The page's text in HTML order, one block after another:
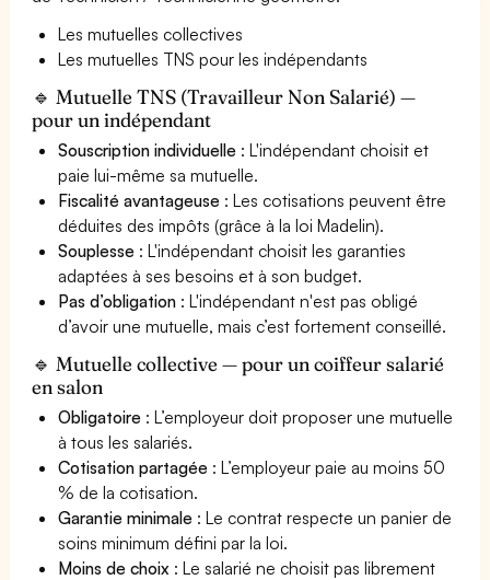
Les mutuelles collectives
Les mutuelles TNS pour les indépendants
🔹 Mutuelle TNS (Travailleur Non Salarié) —
pour un indépendant
Souscription individuelle : L'indépendant choisit et
paie lui-même sa mutuelle.
Fiscalité avantageuse : Les cotisations peuvent être
déduites des impôts (grâce à la loi Madelin).
Souplesse : L'indépendant choisit les garanties
adaptées à ses besoins et à son budget.
Pas d’obligation : L'indépendant n'est pas obligé
d’avoir une mutuelle, mais c’est fortement conseillé.
🔹 Mutuelle collective — pour un coiffeur salarié
en salon
Obligatoire : L’employeur doit proposer une mutuelle
à tous les salariés.
Cotisation partagée : L’employeur paie au moins 50
% de la cotisation.
Garantie minimale : Le contrat respecte un panier de
soins minimum défini par la loi.
Moins de choix : Le salarié ne choisit pas librement